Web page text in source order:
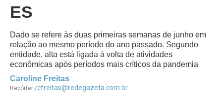
ES
Dado se refere às duas primeiras semanas de junho em
relação ao mesmo período do ano passado. Segundo
entidade, alta está ligada à volta de atividades
econômicas após períodos mais críticos da pandemia
Caroline Freitas
Repórter /cfreitas@redegazeta.com.br